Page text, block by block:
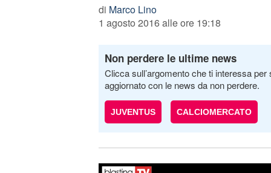
di Marco Lino
1 agosto 2016 alle ore 19:18
Non perdere le ultime news
Clicca sull’argomento che ti interessa
aggiornato con le news da non perdere.
JUVENTUS CALCIOMERCATO